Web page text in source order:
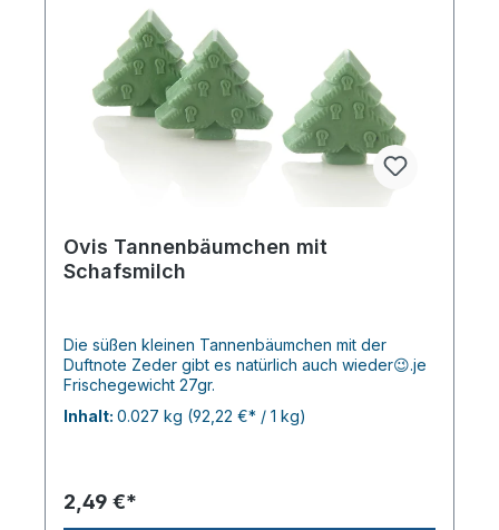
Ovis Tannenbäumchen mit
Schafsmilch
Die süßen kleinen Tannenbäumchen mit der
Duftnote Zeder gibt es natürlich auch wieder😉.je
Frischegewicht 27gr.
Inhalt: 0.027 kg (92,22 €* / 1 kg)
2,49 €*